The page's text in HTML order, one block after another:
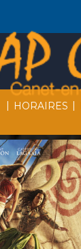
| HORAIRES |